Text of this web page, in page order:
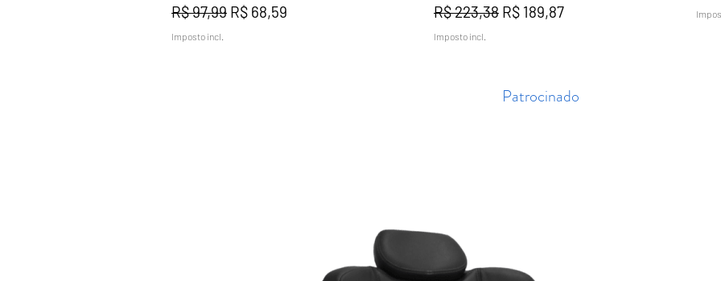
Preço normal
R$ 97,99 Preço promocional
R$ 68,59
Imposto incl.
Preço normal
R$ 223,38 Preço promocional
R$ 189,87
Imposto incl.
Patrocinado